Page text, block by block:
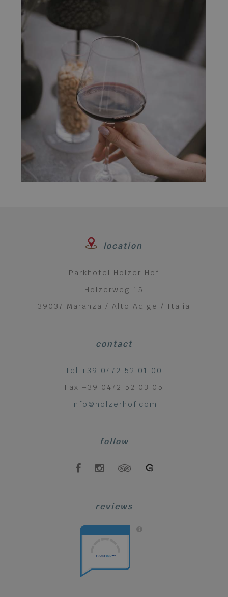
location
Parkhotel Holzer Hof
Holzerweg 15
39037 Maranza / Alto Adige / Italia
contact
Tel +39 0472 52 01 00
Fax +39 0472 52 03 05
info@holzerhof.com
follow
reviews